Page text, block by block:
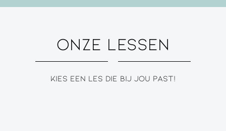
ONZE LESSEN
Kies een les die bij jou past!